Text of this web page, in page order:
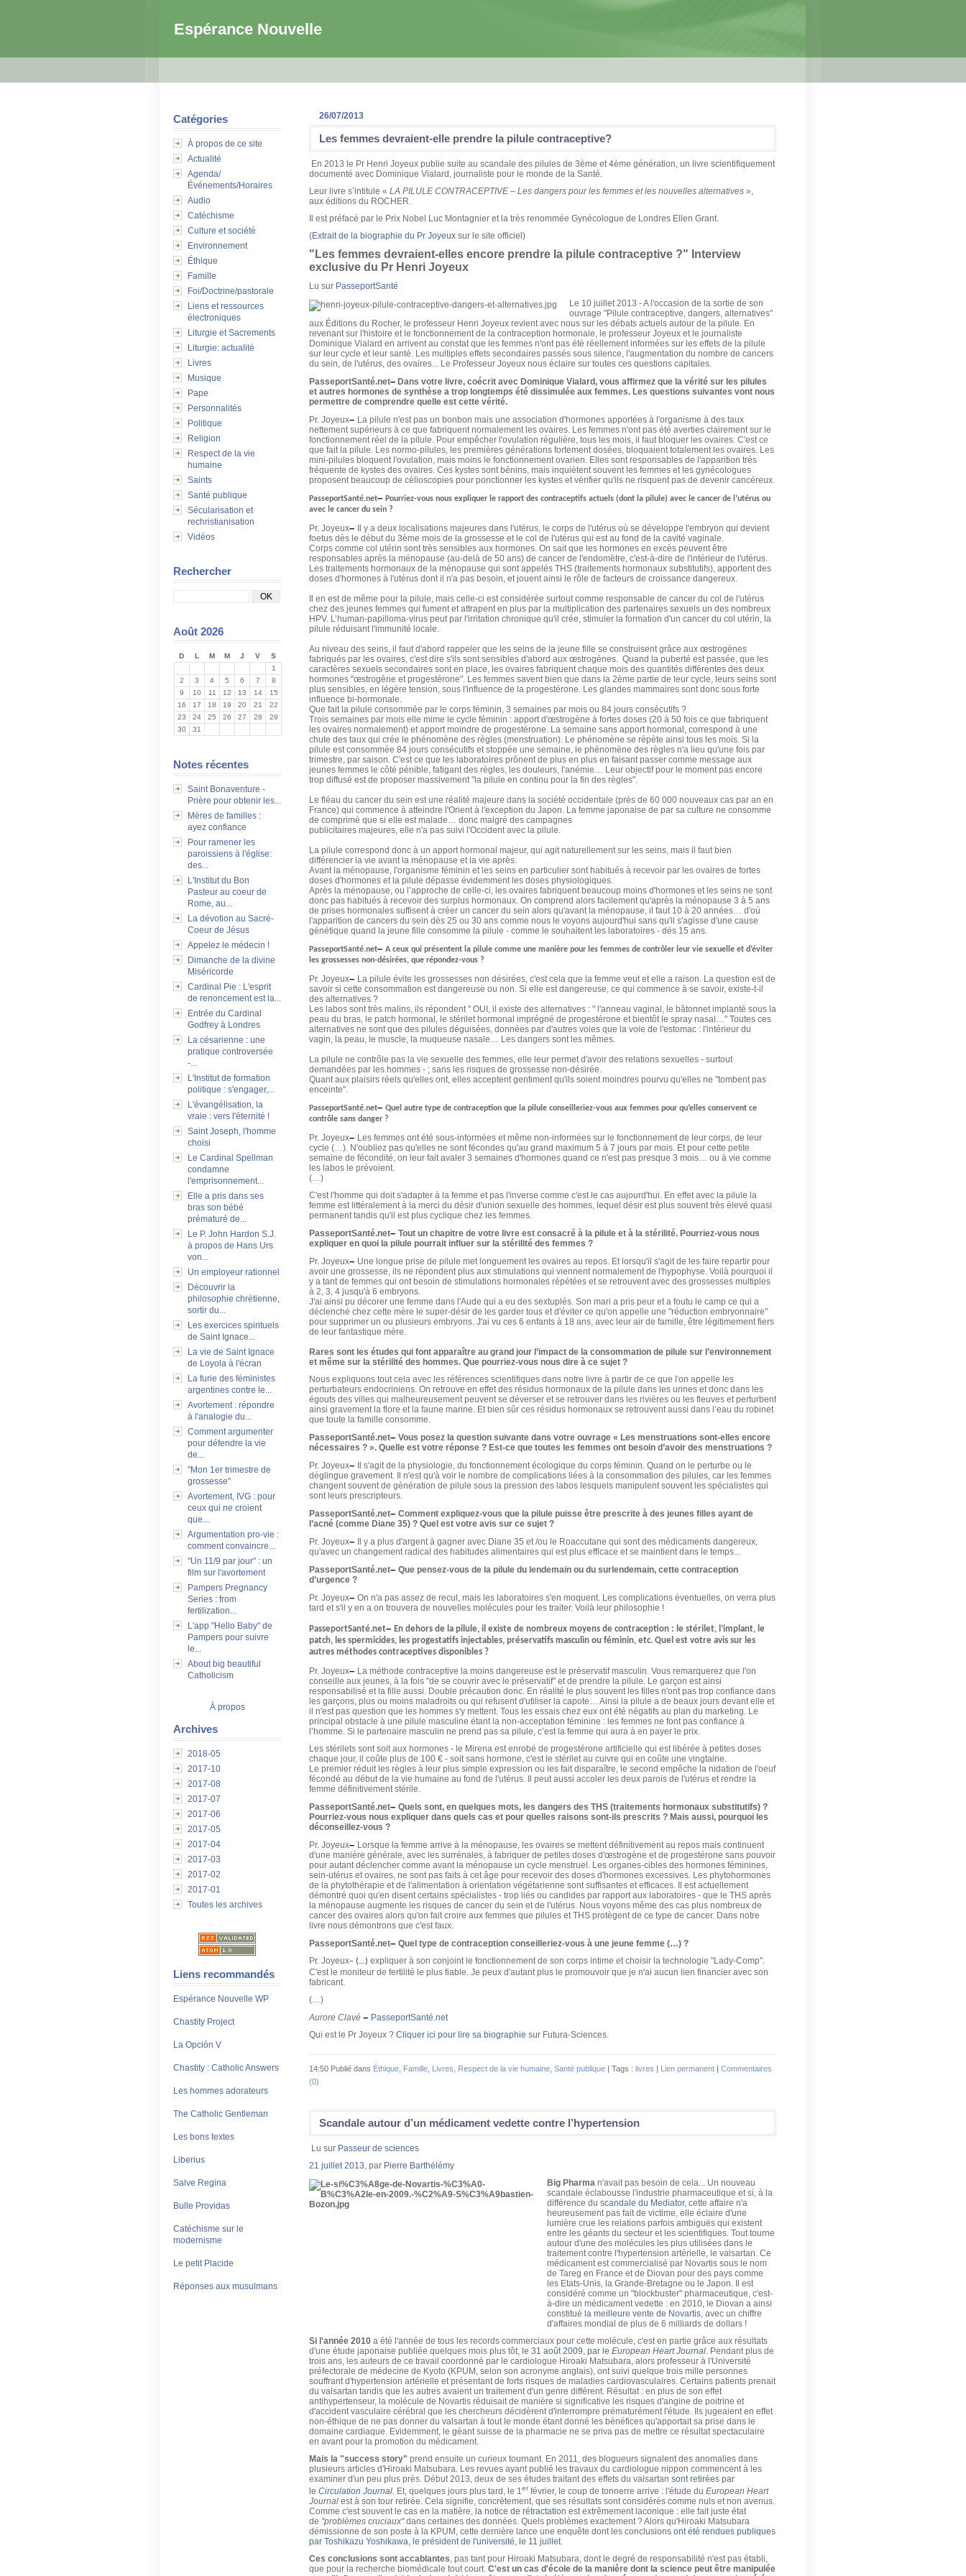
Espérance Nouvelle
Catégories
À propos de ce site
Actualité
Agenda/
Événements/Horaires
Audio
Catéchisme
Culture et société
Environnement
Éthique
Famille
Foi/Doctrine/pastorale
Liens et ressources
électroniques
Liturgie et Sacrements
Liturgie: actualité
Livres
Musique
Pape
Personnalités
Politique
Religion
Respect de la vie
humaine
Saints
Santé publique
Sécularisation et
rechristianisation
Vidéos
Rechercher
Août 2026
D L M M J V
S
1
2
3 4 5 6 7
8
9
10 11 12 13 14
15
16
17 18 19 20 21
22
23
24 25 26 27 28
29
30
31
Notes récentes
Saint Bonaventure -
Prière pour obtenir les...
Mères de familles :
ayez confiance
Pour ramener les
paroissiens à l'église:
des...
L'Institut du Bon
Pasteur au coeur de
Rome, au...
La dévotion au Sacré-
Coeur de Jésus
Appelez le médecin !
Dimanche de la divine
Miséricorde
Cardinal Pie : L'esprit
de renoncement est la...
Entrée du Cardinal
Godfrey à Londres
La césarienne : une
pratique controversée
-...
L'Institut de formation
politique : s'engager,...
L'évangélisation, la
vraie : vers l'éternité !
Saint Joseph, l'homme
choisi
Le Cardinal Spellman
condamne
l'emprisonnement...
Elle a pris dans ses
bras son bébé
prématuré de...
Le P. John Hardon S.J.
à propos de Hans Urs
von...
Un employeur rationnel
Découvrir la
philosophie chrétienne,
sortir du...
Les exercices spirituels
de Saint Ignace...
La vie de Saint Ignace
de Loyola à l'écran
La furie des féministes
argentines contre le...
Avortement : répondre
à l'analogie du...
Comment argumenter
pour défendre la vie
de...
"Mon 1er trimestre de
grossesse"
Avortement, IVG : pour
ceux qui ne croient
que...
Argumentation pro-vie :
comment convaincre...
"Un 11/9 par jour" : un
film sur l'avortement
Pampers Pregnancy
Series : from
fertilization...
L'app "Hello Baby" de
Pampers pour suivre
le...
About big beautiful
Catholicism
À propos
Archives
2018-05
2017-10
2017-08
2017-07
2017-06
2017-05
2017-04
2017-03
2017-02
2017-01
Toutes les archives
Liens recommandés
Espérance Nouvelle WP
Chastity Project
La Opción V
Chastity : Catholic Answers
Les hommes adorateurs
The Catholic Gentleman
Les bons textes
Liberius
Salve Regina
Bulle Providas
Catéchisme sur le
modernisme
Le petit Placide
Réponses aux musulmans
26/07/2013
Les femmes devraient-elle prendre la pilule contraceptive?
En 2013 le Pr Henri Joyeux publie suite au scandale des pilules de 3ème et 4ème génération, un livre scientifiquement
documenté avec Dominique Vialard, journaliste pour le monde de la Santé.
Leur livre s’intitule « LA PILULE CONTRACEPTIVE – Les dangers pour les femmes et les nouvelles alternatives »,
aux éditions du ROCHER.
Il est préfacé par le Prix Nobel Luc Montagnier et la très renommée Gynécologue de Londres Ellen Grant.
(Extrait de la biographie du Pr Joyeux sur le site officiel)
"Les femmes devraient-elles encore prendre la pilule contraceptive ?" Interview
exclusive du Pr Henri Joyeux
Lu sur PasseportSanté
Le 10 juillet 2013 - A l'occasion de la sortie de son
ouvrage "Pilule contraceptive, dangers, alternatives"
aux Éditions du Rocher, le professeur Henri Joyeux revient avec nous sur les débats actuels autour de la pilule. En
revenant sur l'histoire et le fonctionnement de la contraception hormonale, le professeur Joyeux et le journaliste
Dominique Vialard en arrivent au constat que les femmes n'ont pas été réellement informées sur les effets de la pilule
sur leur cycle et leur santé. Les multiples effets secondaires passés sous silence, l'augmentation du nombre de cancers
du sein, de l'utérus, des ovaires... Le Professeur Joyeux nous éclaire sur toutes ces questions capitales.
PasseportSanté.net– Dans votre livre, coécrit avec Dominique Vialard, vous affirmez que la vérité sur les pilules
et autres hormones de synthèse a trop longtemps été dissimulée aux femmes. Les questions suivantes vont nous
permettre de comprendre quelle est cette vérité.
Pr. Joyeux– La pilule n'est pas un bonbon mais une association d'hormones apportées à l'organisme à des taux
nettement supérieurs à ce que fabriquent normalement les ovaires. Les femmes n'ont pas été averties clairement sur le
fonctionnement réel de la pilule. Pour empêcher l'ovulation régulière, tous les mois, il faut bloquer les ovaires. C'est ce
que fait la pilule. Les normo-pilules, les premières générations fortement dosées, bloquaient totalement les ovaires. Les
mini-pilules bloquent l'ovulation, mais moins le fonctionnement ovarien. Elles sont responsables de l'apparition très
fréquente de kystes des ovaires. Ces kystes sont bénins, mais inquiètent souvent les femmes et les gynécologues
proposent beaucoup de célioscopies pour ponctionner les kystes et vérifier qu'ils ne risquent pas de devenir cancéreux.
PasseportSanté.net– Pourriez-vous nous expliquer le rapport des contraceptifs actuels (dont la pilule) avec le cancer de l’utérus ou
avec le cancer du sein ?
Pr. Joyeux–
Il y a deux localisations majeures dans l'utérus, le corps de l'utérus où se développe l'embryon qui devient
foetus dès le début du 3ème mois de la grossesse et le col de l'utérus qui est au fond de la cavité vaginale.
Corps comme col utérin sont très sensibles aux hormones. On sait que les hormones en excès peuvent être
responsables après la ménopause (au-delà de 50 ans) de cancer de l'endomètre, c'est-à-dire de l'intérieur de l'utérus.
Les traitements hormonaux de la ménopause qui sont appelés THS (traitements hormonaux substitutifs), apportent des
doses d'hormones à l'utérus dont il n'a pas besoin, et jouent ainsi le rôle de facteurs de croissance dangereux.
Il en est de même pour la pilule, mais celle-ci est considérée surtout comme responsable de cancer du col de l'utérus
chez des jeunes femmes qui fument et attrapent en plus par la multiplication des partenaires sexuels un des nombreux
HPV. L’human-papilloma-virus peut par l'irritation chronique qu'il crée, stimuler la formation d'un cancer du col utérin, la
pilule réduisant l'immunité locale.
Au niveau des seins, il faut d'abord rappeler que les seins de la jeune fille se construisent grâce aux œstrogènes
fabriqués par les ovaires, c'est dire s'ils sont sensibles d'abord aux œstrogènes. Quand la puberté est passée, que les
caractères sexuels secondaires sont en place, les ovaires fabriquent chaque mois des quantités différentes des deux
hormones "œstrogène et progestérone". Les femmes savent bien que dans la 2ème partie de leur cycle, leurs seins sont
plus sensibles, en légère tension, sous l'influence de la progestérone. Les glandes mammaires sont donc sous forte
influence bi-hormonale.
Que fait la pilule consommée par le corps féminin, 3 semaines par mois ou 84 jours consécutifs ?
Trois semaines par mois elle mime le cycle féminin : apport d'œstrogène à fortes doses (20 à 50 fois ce que fabriquent
les ovaires normalement) et apport moindre de progestérone. La semaine sans apport hormonal, correspond à une
chute des taux qui crée le phénomène des règles (menstruation). Le phénomène se répète ainsi tous les mois. Si la
pilule est consommée 84 jours consécutifs et stoppée une semaine, le phénomène des règles n'a lieu qu'une fois par
trimestre, par saison. C'est ce que les laboratoires prônent de plus en plus en faisant passer comme message aux
jeunes femmes le côté pénible, fatigant des règles, les douleurs, l'anémie… Leur objectif pour le moment pas encore
trop diffusé est de proposer massivement "la pilule en continu pour la fin des règles".
Le fléau du cancer du sein est une réalité majeure dans la société occidentale (près de 60 000 nouveaux cas par an en
France) qui commence à atteindre l'Orient à l'exception du Japon. La femme japonaise de par sa culture ne consomme
de comprimé que si elle est malade… donc malgré des campagnes
publicitaires majeures, elle n'a pas suivi l'Occident avec la pilule.
La pilule correspond donc à un apport hormonal majeur, qui agit naturellement sur les seins, mais il faut bien
différencier la vie avant la ménopause et la vie après.
Avant la ménopause, l'organisme féminin et les seins en particulier sont habitués à recevoir par les ovaires de fortes
doses d'hormones et la pilule dépasse évidemment les doses physiologiques.
Après la ménopause, ou l’approche de celle-ci, les ovaires fabriquent beaucoup moins d'hormones et les seins ne sont
donc pas habitués à recevoir des surplus hormonaux. On comprend alors facilement qu'après la ménopause 3 à 5 ans
de prises hormonales suffisent à créer un cancer du sein alors qu'avant la ménopause, il faut 10 à 20 années… d'où
l'apparition de cancers du sein dès 25 ou 30 ans comme nous le voyons aujourd'hui sans qu'il s'agisse d'une cause
génétique quand la jeune fille consomme la pilule - comme le souhaitent les laboratoires - dès 15 ans.
PasseportSanté.net– A ceux qui présentent la pilule comme une manière pour les femmes de contrôler leur vie sexuelle et d’éviter
les grossesses non-désirées, que répondez-vous ?
Pr. Joyeux– La pilule évite les grossesses non désirées, c'est cela que la femme veut et elle a raison. La question est de
savoir si cette consommation est dangereuse ou non. Si elle est dangereuse, ce qui commence à se savoir, existe-t-il
des alternatives ?
Les labos sont très malins, ils répondent " OUI, il existe des alternatives : " l'anneau vaginal, le bâtonnet implanté sous la
peau du bras, le patch hormonal, le stérilet hormonal imprégné de progestérone et bientôt le spray nasal…" Toutes ces
alternatives ne sont que des pilules déguisées, données par d'autres voies que la voie de l'estomac : l'intérieur du
vagin, la peau, le muscle, la muqueuse nasale… Les dangers sont les mêmes.
La pilule ne contrôle pas la vie sexuelle des femmes, elle leur permet d'avoir des relations sexuelles - surtout
demandées par les hommes - ; sans les risques de grossesse non-désirée.
Quant aux plaisirs réels qu'elles ont, elles acceptent gentiment qu'ils soient moindres pourvu qu'elles ne "tombent pas
enceinte".
PasseportSanté.net– Quel autre type de contraception que la pilule conseilleriez-vous aux femmes pour qu’elles conservent ce
contrôle sans danger ?
Pr. Joyeux– Les femmes ont été sous-informées et même non-informées sur le fonctionnement de leur corps, de leur
cycle (…). N'oubliez pas qu'elles ne sont fécondes qu'au grand maximum 5 à 7 jours par mois. Et pour cette petite
semaine de fécondité, on leur fait avaler 3 semaines d'hormones quand ce n'est pas presque 3 mois… ou à vie comme
les labos le prévoient.
(…)
C'est l'homme qui doit s'adapter à la femme et pas l'inverse comme c'est le cas aujourd'hui. En effet avec la pilule la
femme est littéralement à la merci du désir d'union sexuelle des hommes, lequel désir est plus souvent très élevé quasi
permanent tandis qu'il est plus cyclique chez les femmes.
PasseportSanté.net– Tout un chapitre de votre livre est consacré à la pilule et à la stérilité. Pourriez-vous nous
expliquer en quoi la pilule pourrait influer sur la stérilité des femmes ?
Pr. Joyeux– Une longue prise de pilule met longuement les ovaires au repos. Et lorsqu'il s'agit de les faire repartir pour
avoir une grossesse, ils ne répondent plus aux stimulations qui viennent normalement de l'hypophyse. Voilà pourquoi il
y a tant de femmes qui ont besoin de stimulations hormonales répétées et se retrouvent avec des grossesses multiples
à 2, 3, 4 jusqu'à 6 embryons.
J'ai ainsi pu décorer une femme dans l'Aude qui a eu des sextuplés. Son mari a pris peur et a foutu le camp ce qui a
déclenché chez cette mère le super-désir de les garder tous et d'éviter ce qu'on appelle une "réduction embryonnaire"
pour supprimer un ou plusieurs embryons. J'ai vu ces 6 enfants à 18 ans, avec leur air de famille, être légitimement fiers
de leur fantastique mère.
Rares sont les études qui font apparaître au grand jour l’impact de la consommation de pilule sur l’environnement
et même sur la stérilité des hommes. Que pourriez-vous nous dire à ce sujet ?
Nous expliquons tout cela avec les références scientifiques dans notre livre à partir de ce que l'on appelle les
perturbateurs endocriniens. On retrouve en effet des résidus hormonaux de la pilule dans les urines et donc dans les
égouts des villes qui malheureusement peuvent se déverser et se retrouver dans les rivières ou les fleuves et perturbent
ainsi gravement la flore et la faune marine. Et bien sûr ces résidus hormonaux se retrouvent aussi dans l’eau du robinet
que toute la famille consomme.
PasseportSanté.net– Vous posez la question suivante dans votre ouvrage « Les menstruations sont-elles encore
nécessaires ? ». Quelle est votre réponse ? Est-ce que toutes les femmes ont besoin d’avoir des menstruations ?
Pr. Joyeux–
Il s'agit de la physiologie, du fonctionnement écologique du corps féminin. Quand on le perturbe ou le
déglingue gravement. Il n'est qu'à voir le nombre de complications liées à la consommation des pilules, car les femmes
changent souvent de génération de pilule sous la pression des labos lesquels manipulent souvent les spécialistes qui
sont leurs prescripteurs.
PasseportSanté.net– Comment expliquez-vous que la pilule puisse être prescrite à des jeunes filles ayant de
l’acné (comme Diane 35) ? Quel est votre avis sur ce sujet ?
Pr. Joyeux–
Il y a plus d'argent à gagner avec Diane 35 et /ou le Roaccutane qui sont des médicaments dangereux,
qu'avec un changement radical des habitudes alimentaires qui est plus efficace et se maintient dans le temps...
PasseportSanté.net– Que pensez-vous de la pilule du lendemain ou du surlendemain, cette contraception
d’urgence ?
Pr. Joyeux– On n'a pas assez de recul, mais les laboratoires s'en moquent. Les complications éventuelles, on verra plus
tard et s'il y en a on trouvera de nouvelles molécules pour les traiter. Voilà leur philosophie !
PasseportSanté.net– En dehors de la pilule, il existe de nombreux moyens de contraception : le stérilet, l’implant, le
patch, les spermicides, les progestatifs injectables, préservatifs masculin ou féminin, etc. Quel est votre avis sur les
autres méthodes contraceptives disponibles ?
Pr. Joyeux– La méthode contraceptive la moins dangereuse est le préservatif masculin. Vous remarquerez que l'on
conseille aux jeunes, à la fois "de se couvrir avec le préservatif" et de prendre la pilule. Le garçon est ainsi
responsabilisé et la fille aussi. Double précaution donc. En réalité le plus souvent les filles n'ont pas trop confiance dans
les garçons, plus ou moins maladroits ou qui refusent d'utiliser la capote… Ainsi la pilule a de beaux jours devant elle et
il n'est pas question que les hommes s'y mettent. Tous les essais chez eux ont été négatifs au plan du marketing. Le
principal obstacle à une pilule masculine étant la non-acceptation féminine : les femmes ne font pas confiance à
l’homme. Si le partenaire masculin ne prend pas sa pilule, c’est la femme qui aura à en payer le prix.
Les stérilets sont soit aux hormones - le Mirena est enrobé de progestérone artificielle qui est libérée à petites doses
chaque jour, il coûte plus de 100 € - soit sans hormone, c'est le stérilet au cuivre qui en coûte une vingtaine.
Le premier réduit les règles à leur plus simple expression ou les fait disparaître, le second empêche la nidation de l'oeuf
fécondé au début de la vie humaine au fond de l'utérus. Il peut aussi accoler les deux parois de l'utérus et rendre la
femme définitivement stérile.
PasseportSanté.net– Quels sont, en quelques mots, les dangers des THS (traitements hormonaux substitutifs) ?
Pourriez-vous nous expliquer dans quels cas et pour quelles raisons sont-ils prescrits ? Mais aussi, pourquoi les
déconseillez-vous ?
Pr. Joyeux– Lorsque la femme arrive à la ménopause, les ovaires se mettent définitivement au repos mais continuent
d'une manière générale, avec les surrénales, à fabriquer de petites doses d'œstrogène et de progestérone sans pouvoir
pour autant déclencher comme avant la ménopause un cycle menstruel. Les organes-cibles des hormones féminines,
sein-utérus et ovaires, ne sont pas faits à cet âge pour recevoir des doses d'hormones excessives. Les phytohormones
de la phytothérapie et de l'alimentation à orientation végétarienne sont suffisantes et efficaces. Il est actuellement
démontré quoi qu'en disent certains spécialistes - trop liés ou candides par rapport aux laboratoires - que le THS après
la ménopause augmente les risques de cancer du sein et de l'utérus. Nous voyons même des cas plus nombreux de
cancer des ovaires alors qu'on fait croire aux femmes que pilules et THS protègent de ce type de cancer. Dans notre
livre nous démontrons que c'est faux.
PasseportSanté.net– Quel type de contraception conseilleriez-vous à une jeune femme (…) ?
Pr. Joyeux– (…) expliquer à son conjoint le fonctionnement de son corps intime et choisir la technologie "Lady-Comp".
C'est le moniteur de fertilité le plus fiable. Je peux d'autant plus le promouvoir que je n'ai aucun lien financier avec son
fabricant.
(…)
Aurore Clavé – PasseportSanté.net
Qui est le Pr Joyeux ? Cliquer ici pour lire sa biographie sur Futura-Sciences.
14:50 Publié dans Éthique Famille Livres Respect de la vie humaine Santé publique | Tags : livres | Lien permanent | Commentaires
(0)
Scandale autour d’un médicament vedette contre l’hypertension
Lu sur Passeur de sciences
21 juillet 2013, par Pierre Barthélémy
Big Pharman'avait pas besoin de cela... Un nouveau
scandale éclabousse l'industrie pharmaceutique et si, à la
différence du scandale du Mediator, cette affaire n'a
heureusement pas fait de victime, elle éclaire d'une
lumière crue les relations parfois ambiguës qui existent
entre les géants du secteur et les scientifiques. Tout tourne
autour d'une des molécules les plus utilisées dans le
traitement contre l'hypertension artérielle, le valsartan. Ce
médicament est commercialisé par Novartis sous le nom
de Tareg en France et de Diovan pour des pays comme
les Etats-Unis, la Grande-Bretagne ou le Japon. Il est
considéré comme un "blockbuster" pharmaceutique, c'est-
à-dire un médicament vedette : en 2010, le Diovan a ainsi
constitué la meilleure vente de Novartis, avec un chiffre
d'affaires mondial de plus de 6 milliards de dollars !
Si l'année 2010 a été l'année de tous les records commerciaux pour cette molécule, c'est en partie grâce aux résultats
d'une étude japonaise publiée quelques mois plus tôt, le 31 août 2009, par le European Heart Journal. Pendant plus de
trois ans, les auteurs de ce travail coordonné par le cardiologue Hiroaki Matsubara, alors professeur à l'Université
préfectorale de médecine de Kyoto (KPUM, selon son acronyme anglais), ont suivi quelque trois mille personnes
souffrant d'hypertension artérielle et présentant de forts risques de maladies cardiovasculaires. Certains patients prenait
du valsartan tandis que les autres avaient un traitement d'un genre différent. Résultat : en plus de son effet
antihypertenseur, la molécule de Novartis réduisait de manière si significative les risques d'angine de poitrine et
d'accident vasculaire cérébral que les chercheurs décidèrent d'interrompre prématurément l'étude. Ils jugeaient en effet
non-éthique de ne pas donner du valsartan à tout le monde étant donné les bénéfices qu'apportait sa prise dans le
domaine cardiaque. Evidemment, le géant suisse de la pharmacie ne se priva pas de mettre ce résultat spectaculaire
en avant pour la promotion du médicament.
Mais la "success story" prend ensuite un curieux tournant. En 2011, des blogueurs signalent des anomalies dans
plusieurs articles d'Hiroaki Matsubara. Les revues ayant publié les travaux du cardiologue nippon commencent à les
examiner d'un peu plus près. Début 2013, deux de ses études traitant des effets du valsartan sont retirées par
le Circulation Journal. Et, quelques jours plus tard, le 1er février, le coup de tonnerre arrive : l'étude du European Heart
Journal est à son tour retirée. Cela signifie, concrètement, que ses résultats sont considérés comme nuls et non avenus.
Comme c'est souvent le cas en la matière, la notice de rétractation est extrêmement laconique : elle fait juste état
de "problèmes cruciaux"dans certaines des données. Quels problèmes exactement ? Alors qu'Hiroaki Matsubara
démissionne de son poste à la KPUM, cette dernière lance une enquête dont les conclusions ont été rendues publiques
par Toshikazu Yoshikawa, le président de l'université, le 11 juillet.
Ces conclusions sont accablantes, pas tant pour Hiroaki Matsubara, dont le degré de responsabilité n'est pas établi,
que pour la recherche biomédicale tout court. C'est un cas d'école de la manière dont la science peut être manipulée